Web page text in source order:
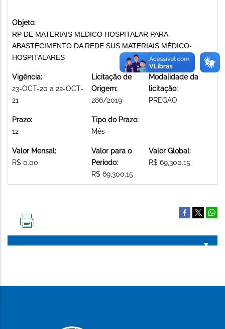
Objeto:
RP DE MATERIAIS MEDICO HOSPITALAR PARA
ABASTECIMENTO DA REDE SUS MATERIAIS MÉDICO-
HOSPITALARES
Vigência:
23-OCT-20 a 22-OCT-
21
Licitação de
Origem:
286/2019
Modalidade da
licitação:
PREGAO
Prazo:
12
Tipo do Prazo:
Mês
Valor Mensal:
R$ 0.00
Valor para o
Período:
R$ 69,300.15
Valor Global:
R$ 69,300.15
PÁGINA